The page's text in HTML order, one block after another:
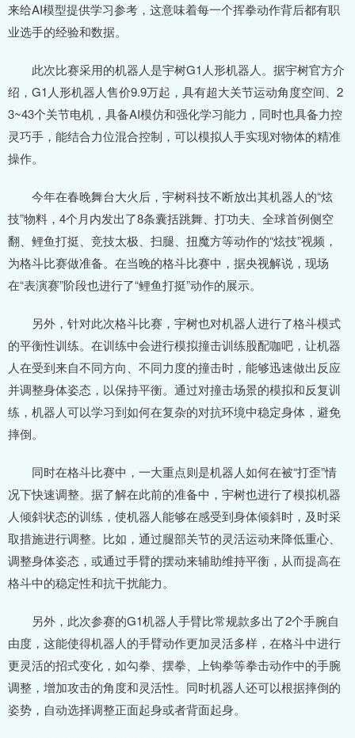
来给AI模型提供学习参考，这意味着每一个挥拳动作背后都有职
业选手的经验和数据。
此次比赛采用的机器人是宇树G1人形机器人。据宇树官方介
绍，G1人形机器人售价9.9万起，具有超大关节运动角度空间、2
3~43个关节电机，具备AI模仿和强化学习能力，同时也具备力控
灵巧手，能结合力位混合控制，可以模拟人手实现对物体的精准
操作。
今年在春晚舞台大火后，宇树科技不断放出其机器人的“炫
技”物料，4个月内发出了8条囊括跳舞、打功夫、全球首例侧空
翻、鲤鱼打挺、竞技太极、扫腿、扭魔方等动作的“炫技”视频，
为格斗比赛做准备。在当晚的格斗比赛中，据央视解说，现场
在“表演赛”阶段也进行了“鲤鱼打挺”动作的展示。
另外，针对此次格斗比赛，宇树也对机器人进行了格斗模式
的平衡性训练。在训练中会进行模拟撞击训练股配咖吧，让机器
人在受到来自不同方向、不同力度的撞击时，能够迅速做出反应
并调整身体姿态，以保持平衡。通过对撞击场景的模拟和反复训
练，机器人可以学习到如何在复杂的对抗环境中稳定身体，避免
摔倒。
同时在格斗比赛中，一大重点则是机器人如何在被“打歪”情
况下快速调整。据了解在此前的准备中，宇树也进行了模拟机器
人倾斜状态的训练，使机器人能够在感受到身体倾斜时，及时采
取措施进行调整。比如，通过腿部关节的灵活运动来降低重心、
调整身体姿态，或通过手臂的摆动来辅助维持平衡，从而提高在
格斗中的稳定性和抗干扰能力。
另外，此次参赛的G1机器人手臂比常规款多出了2个手腕自
由度，这能使得机器人的手臂动作更加灵活多样，在格斗中进行
更灵活的招式变化，如勾拳、摆拳、上钩拳等拳击动作中的手腕
调整，增加攻击的角度和灵活性。同时机器人还可以根据摔倒的
姿势，自动选择调整正面起身或者背面起身。